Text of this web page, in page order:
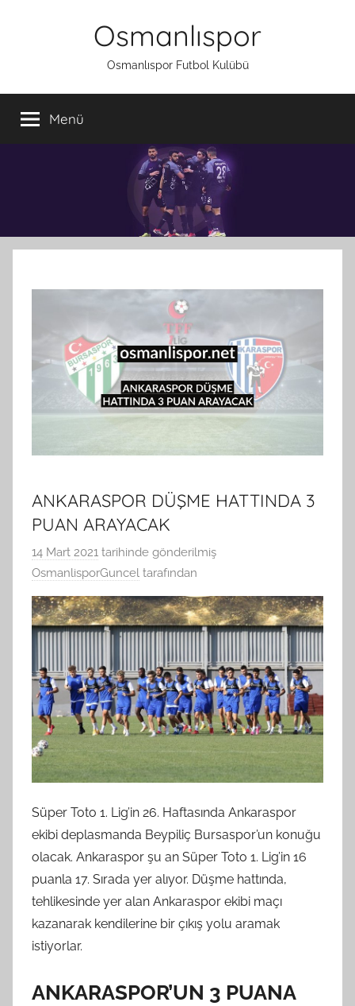
Osmanlıspor
Osmanlıspor Futbol Kulübü
Menü
ANKARASPOR DÜŞME HATTINDA 3
PUAN ARAYACAK
14 Mart 2021 tarihinde gönderilmiş
OsmanlisporGuncel tarafından
Süper Toto 1. Lig’in 26. Haftasında Ankaraspor
ekibi deplasmanda Beypiliç Bursaspor’un konuğu
olacak. Ankaraspor şu an Süper Toto 1. Lig’in 16
puanla 17. Sırada yer alıyor. Düşme hattında,
tehlikesinde yer alan Ankaraspor ekibi maçı
kazanarak kendilerine bir çıkış yolu aramak
istiyorlar.
ANKARASPOR’UN 3 PUANA